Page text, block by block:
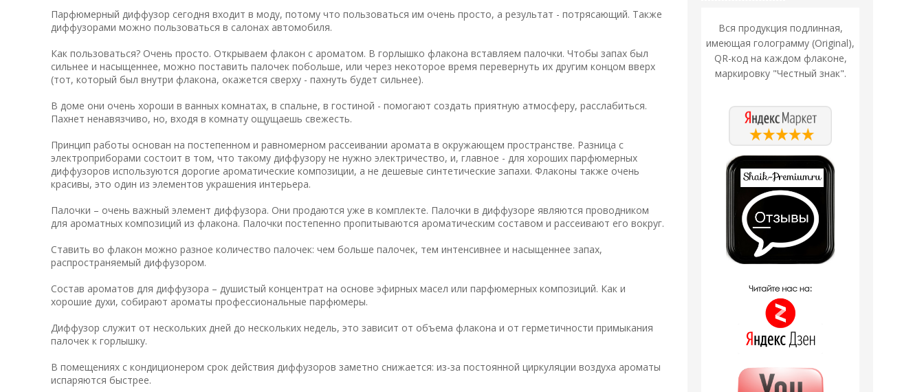
Вся продукция подлинная,
имеющая голограмму (Original),
QR-код на каждом флаконе,
маркировку "Честный знак".
Парфюмерный диффузор сегодня входит в моду, потому что пользоваться им очень просто, а результат - потрясающий. Также
диффузорами можно пользоваться в салонах автомобиля.
Как пользоваться? Очень просто. Открываем флакон с ароматом. В горлышко флакона вставляем палочки. Чтобы запах был
сильнее и насыщеннее, можно поставить палочек побольше, или через некоторое время перевернуть их другим концом вверх
(тот, который был внутри флакона, окажется сверху - пахнуть будет сильнее).
В доме они очень хороши в ванных комнатах, в спальне, в гостиной - помогают создать приятную атмосферу, расслабиться.
Пахнет ненавязчиво, но, входя в комнату ощущаешь свежесть.
Принцип работы основан на постепенном и равномерном рассеивании аромата в окружающем пространстве. Разница с
электроприборами состоит в том, что такому диффузору не нужно электричество, и, главное - для хороших парфюмерных
диффузоров используются дорогие ароматические композиции, а не дешевые синтетические запахи. Флаконы также очень
красивы, это один из элементов украшения интерьера.
Палочки – очень важный элемент диффузора. Они продаются уже в комплекте. Палочки в диффузоре являются проводником
для ароматных композиций из флакона. Палочки постепенно пропитываются ароматическим составом и рассеивают его вокруг.
Ставить во флакон можно разное количество палочек: чем больше палочек, тем интенсивнее и насыщеннее запах,
распространяемый диффузором.
Состав ароматов для диффузора – душистый концентрат на основе эфирных масел или парфюмерных композиций. Как и
хорошие духи, собирают ароматы профессиональные парфюмеры.
Диффузор служит от нескольких дней до нескольких недель, это зависит от объема флакона и от герметичности примыкания
палочек к горлышку.
В помещениях с кондиционером срок действия диффузоров заметно снижается: из-за постоянной циркуляции воздуха ароматы
испаряются быстрее.